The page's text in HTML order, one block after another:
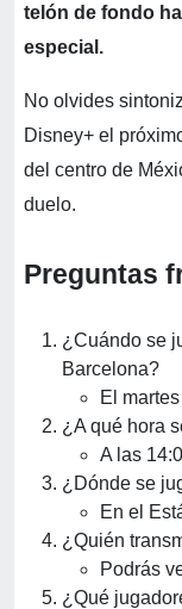
telón de fondo
especial.
No olvides
Disney+ el
del centro de
duelo.
Preguntas
¿Cuándo se
Barcelona?
El
¿A qué hora
A las
¿Dónde se
En el
¿Quién
Podrás
¿Qué